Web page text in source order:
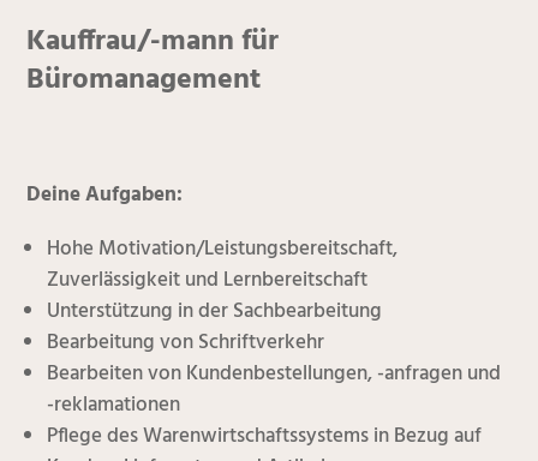
Kauffrau/-mann für
Büromanagement
Deine Aufgaben:
Hohe Motivation/Leistungsbereitschaft,
Zuverlässigkeit und Lernbereitschaft
Unterstützung in der Sachbearbeitung
Bearbeitung von Schriftverkehr
Bearbeiten von Kundenbestellungen, -anfragen und
-reklamationen
Pflege des Warenwirtschaftssystems in Bezug auf